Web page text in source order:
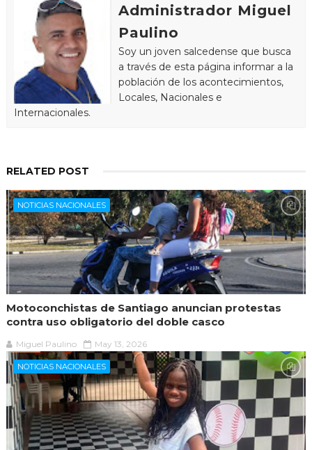
Administrador Miguel
Paulino
Soy un joven salcedense que busca
a través de esta página informar a la
población de los acontecimientos,
Locales, Nacionales e
Internacionales.
RELATED POST
NOTICIAS NACIONALES
Motoconchistas de Santiago anuncian protestas
contra uso obligatorio del doble casco
Miguel Paulino May 13, 2026
NOTICIAS NACIONALES